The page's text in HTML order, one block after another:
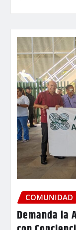
COMUNIDAD
Demanda la